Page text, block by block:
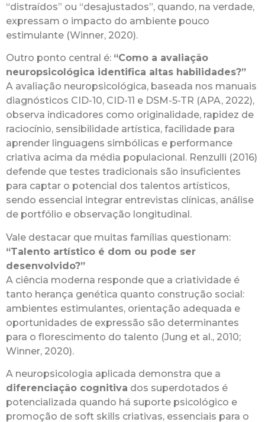
“distraídos” ou “desajustados”, quando, na verdade,
expressam o impacto do ambiente pouco
estimulante (Winner, 2020).
Outro ponto central é: “Como a avaliação
neuropsicológica identifica altas habilidades?”
A avaliação neuropsicológica, baseada nos manuais
diagnósticos CID-10, CID-11 e DSM-5-TR (APA, 2022),
observa indicadores como originalidade, rapidez de
raciocínio, sensibilidade artística, facilidade para
aprender linguagens simbólicas e performance
criativa acima da média populacional. Renzulli (2016)
defende que testes tradicionais são insuficientes
para captar o potencial dos talentos artísticos,
sendo essencial integrar entrevistas clínicas, análise
de portfólio e observação longitudinal.
Vale destacar que muitas famílias questionam:
“Talento artístico é dom ou pode ser
desenvolvido?”
A ciência moderna responde que a criatividade é
tanto herança genética quanto construção social:
ambientes estimulantes, orientação adequada e
oportunidades de expressão são determinantes
para o florescimento do talento (Jung et al., 2010;
Winner, 2020).
A neuropsicologia aplicada demonstra que a
diferenciação cognitiva dos superdotados é
potencializada quando há suporte psicológico e
promoção de soft skills criativas, essenciais para o